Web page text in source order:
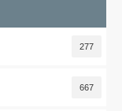
277
667